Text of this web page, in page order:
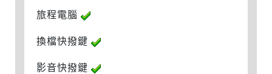
旅程電腦
換檔快撥鍵
影音快撥鍵